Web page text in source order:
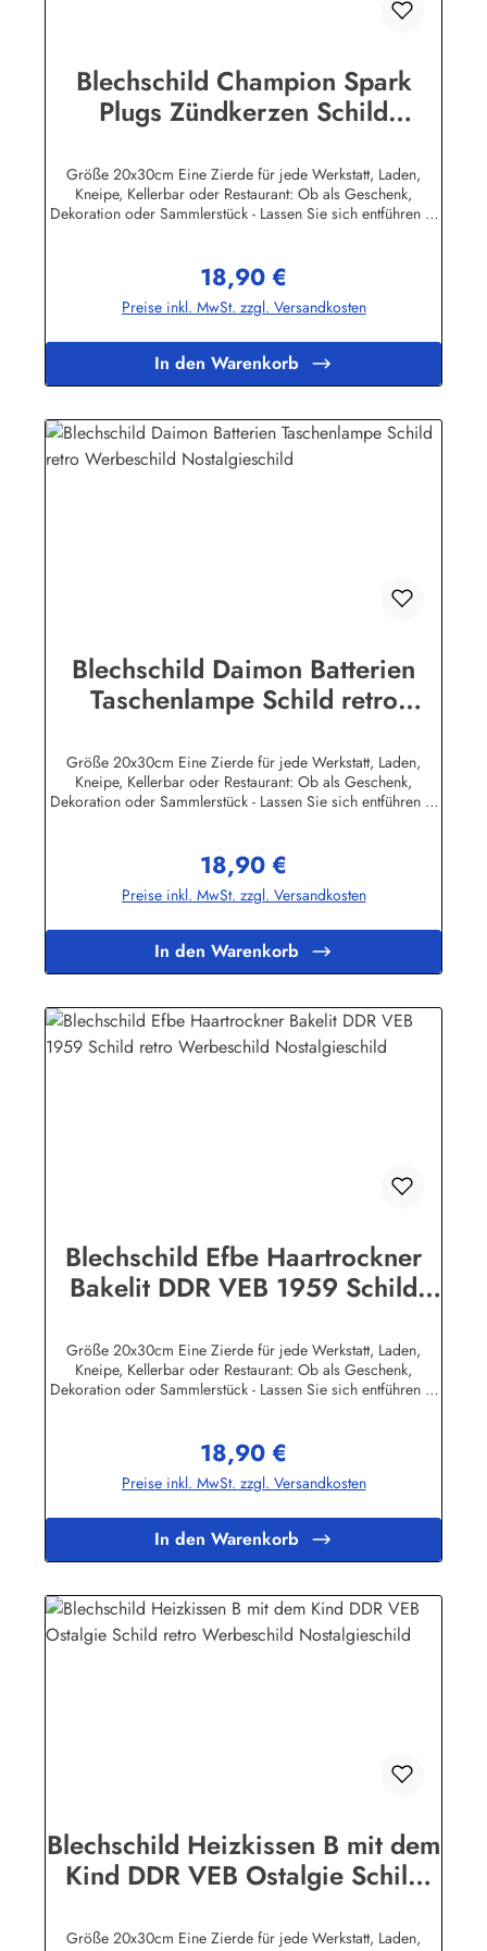
Blechschild Champion Spark
Plugs Zündkerzen Schild
Größe 20x30cm Eine Zierde für jede Werkstatt, Laden,
Kneipe, Kellerbar oder Restaurant: Ob als Geschenk,
Dekoration oder Sammlerstück - Lassen Sie sich entführen in
Sie sich und Ihren Freunden eine dekorative Erinnerung an
die gute alte Zeit! Unsere Blechschilder sind in Super-Qualität
aus hochwertigem Metall (Stahlblech) gefertigt. Die
Lebensdauer ist damit garantiert. Wir verkaufen nur original
lizensierte Werbeschilder. Nicht jeder Markenartikel -
Hersteller hat seine Metallschilder zum öffentlichen Verkauf
Industrie BPPM GmbHPorschestr. 921423 Winsen
(Luhe)info@heartofireland.eu
Regulärer Preis:
18,90 €
Preise inkl. MwSt. zzgl. Versandkosten
In den Warenkorb
Blechschild Daimon Batterien
Taschenlampe Schild retro
Größe 20x30cm Eine Zierde für jede Werkstatt, Laden,
Kneipe, Kellerbar oder Restaurant: Ob als Geschenk,
Dekoration oder Sammlerstück - Lassen Sie sich entführen in
Sie sich und Ihren Freunden eine dekorative Erinnerung an
die gute alte Zeit! Unsere Blechschilder sind in Super-Qualität
aus hochwertigem Metall (Stahlblech) gefertigt. Die
Lebensdauer ist damit garantiert. Wir verkaufen nur original
lizensierte Werbeschilder. Nicht jeder Markenartikel -
Hersteller hat seine Metallschilder zum öffentlichen Verkauf
Industrie BPPM GmbHPorschestr. 921423 Winsen
(Luhe)info@heartofireland.eu
Regulärer Preis:
18,90 €
Preise inkl. MwSt. zzgl. Versandkosten
In den Warenkorb
Blechschild Efbe Haartrockner
Bakelit DDR VEB 1959 Schild
Nostalgieschild
Größe 20x30cm Eine Zierde für jede Werkstatt, Laden,
Kneipe, Kellerbar oder Restaurant: Ob als Geschenk,
Dekoration oder Sammlerstück - Lassen Sie sich entführen in
Sie sich und Ihren Freunden eine dekorative Erinnerung an
die gute alte Zeit! Unsere Blechschilder sind in Super-Qualität
aus hochwertigem Metall (Stahlblech) gefertigt. Die
Lebensdauer ist damit garantiert. Wir verkaufen nur original
lizensierte Werbeschilder. Nicht jeder Markenartikel -
Hersteller hat seine Metallschilder zum öffentlichen Verkauf
Industrie BPPM GmbHPorschestr. 921423 Winsen
(Luhe)info@heartofireland.eu
Regulärer Preis:
18,90 €
Preise inkl. MwSt. zzgl. Versandkosten
In den Warenkorb
Blechschild Heizkissen B mit dem
Kind DDR VEB Ostalgie Schild
Nostalgieschild
Größe 20x30cm Eine Zierde für jede Werkstatt, Laden,